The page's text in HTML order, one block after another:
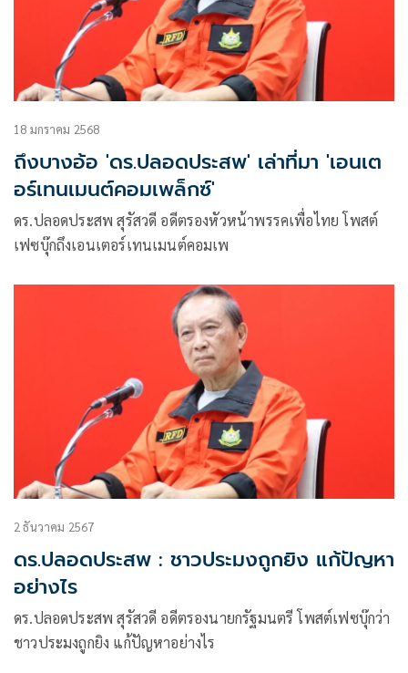
18 มกราคม 2568
ถึงบางอ้อ 'ดร.ปลอดประสพ' เล่าที่มา 'เอนเต
อร์เทนเมนต์คอมเพล็กซ์'
ดร.ปลอดประสพ สุรัสวดี อดีตรองหัวหน้าพรรคเพื่อไทย โพสต์
เฟซบุ๊กถึงเอนเตอร์เทนเมนต์คอมเพ
2 ธันวาคม 2567
ดร.ปลอดประสพ : ชาวประมงถูกยิง แก้ปัญหา
อย่างไร
ดร.ปลอดประสพ สุรัสวดี อดีตรองนายกรัฐมนตรี โพสต์เฟซบุ๊กว่า
ชาวประมงถูกยิง แก้ปัญหาอย่างไร